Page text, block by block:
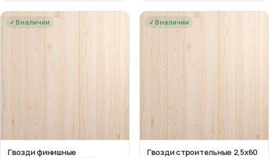
✓ В наличии
Гвозди финишные
✓ В наличии
Гвозди строительные 2,5х60